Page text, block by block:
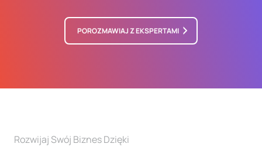
POROZMAWIAJ Z EKSPERTAMI
Rozwijaj Swój Biznes Dzięki